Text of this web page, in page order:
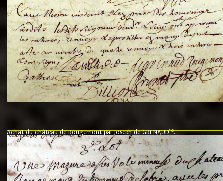
Achat du château de Rougemont par Joseph de GRENAUD10.
"l'an mil six cent soixante treze le ving neuvième jour du mois de
nommé fut présent Messire Claude Guillaume de Moyriat chevalier baron
vend, purement simplement et irrevocablement a monseigneur monsieur